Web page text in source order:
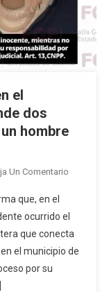
el
dos
hombre
Un ComentarioEn
Accidente
Ocurrido
En
que, en el
ocurrido el
que conecta
el municipio de
por su